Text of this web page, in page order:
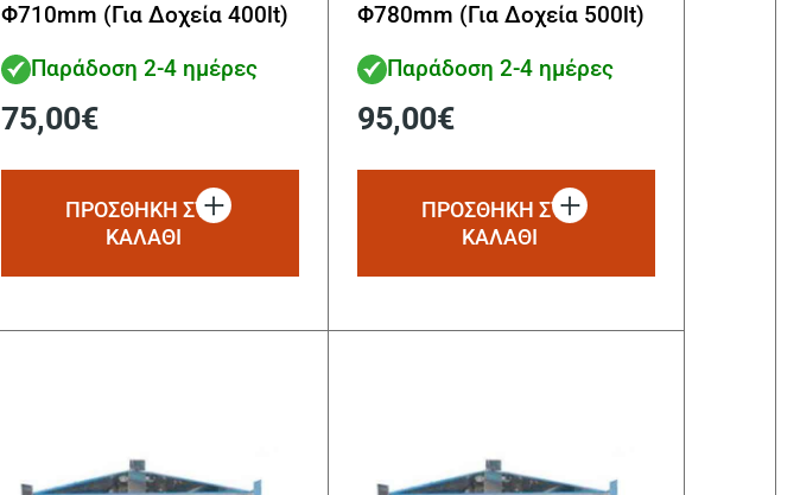
Φ710mm (Για Δοχεία 400lt)
Παράδοση 2-4 ημέρες
75,00€
ΠΡΟΣΘΗΚΗ ΣΤΟ
ΚΑΛΑΘΙ
Φ780mm (Για Δοχεία 500lt)
Παράδοση 2-4 ημέρες
95,00€
ΠΡΟΣΘΗΚΗ ΣΤΟ
ΚΑΛΑΘΙ